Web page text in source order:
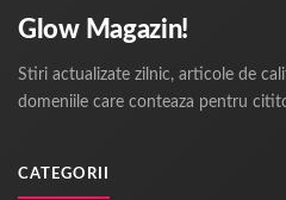
Glow Magazin!
Stiri actualizate zilnic, articole de
domeniile care conteaza pentru
CATEGORII